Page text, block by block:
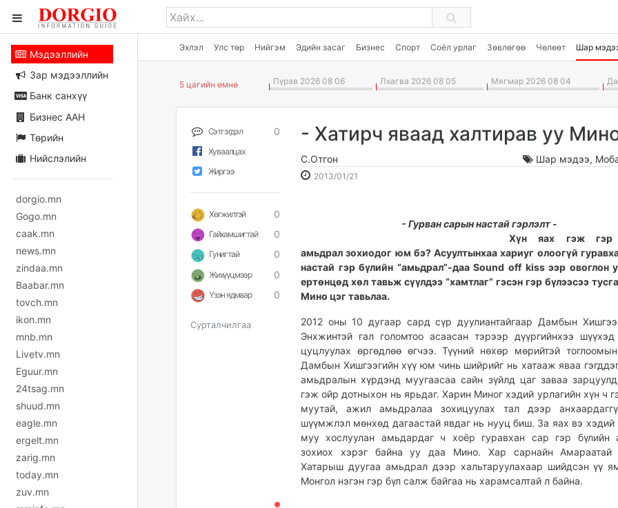
Эхлэл Улс төр Нийгэм Эдийн засаг Бизнес Спорт Соёл урлаг Зөвлөгөө Чөлөөт Шар
Мэдээллийн
Зар мэдээллийн
Банк санхүү
Бизнес ААН
Төрийн
Нийслэлийн
dorgio.mn
Gogo.mn
caak.mn
news.mn
zindaa.mn
Baabar.mn
tovch.mn
ikon.mn
mnb.mn
Livetv.mn
Eguur.mn
24tsag.mn
shuud.mn
eagle.mn
ergelt.mn
zarig.mn
today.mn
zuv.mn
5 цагийн өмнө Пүрэв 2026 08 06 Лхагва 2026 08 05 Мягмар 2026 08 04
Сэтгэгдэл 0
Хуваалцах
Жиргээ
Хөгжилтэй 0
Гайхамшигтай 0
Гунигтай 0
Жихүүцмээр 0
Үзэн ядмаар 0
Сурталчилгаа
- Хатирч яваад халтирав уу
С.Отгон Шар мэдээ,
2013/01/21
- Гурван сарын настай гэрлэлт -
Хүн яах гэж гэр
амьдрал зохиодог юм бэ? Асуултынхаа хариуг олоогүй
настай гэр бүлийн “амьдрал”-даа Sound off kiss ээр овоглон
ертөнцөд хөл тавьж сүүлдээ “хамтлаг” гэсэн гэр бүлээсээ
Мино цэг тавьлаа.
2012 оны 10 дугаар сард сүр дуулиантайгаар Дамбын
Энхжинтэй гал голомтоо асаасан тэрээр дүүргийнхээ
цуцлуулах өргөдлөө өгчээ. Түүний нөхөр мөрийтэй
Дамбын Хишгээгийн хүү юм чинь шийрийг нь хатааж яваа
амьдралын хүрдэнд муугаасаа сайн зүйлд цаг заваа
гэж ойр дотныхон нь ярьдаг. Харин Миног хэдий урлагийн хүн ч
муутай, ажил амьдралаа зохицуулах тал дээр
шүүмжлэл мөнхөд дагаастай явдаг нь нууц биш. За яах вэ хэдий
муу хослуулан амьдардаг ч хоёр гуравхан сар гэр бүлийн
зохиох хэрэг байна уу даа Мино. Хар сарнайн Амараатай
Хатарыш дуугаа амьдрал дээр хальтаруулахаар шийдсэн үү
Монгол нэгэн гэр бүл салж байгаа нь харамсалтай л байна.